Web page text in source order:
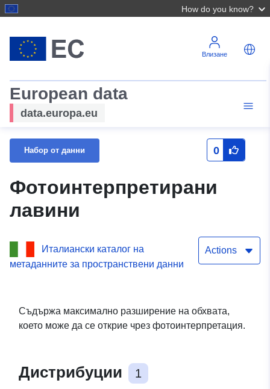
How do you know?
Влизане
European data
data.europa.eu
Набор от данни 0
Фотоинтерпретирани
лавини
Италиански каталог на
метаданните за пространствени данни
Actions
Съдържа максимално разширение на обхвата,
което може да се открие чрез фотоинтерпретация.
Дистрибуции 1